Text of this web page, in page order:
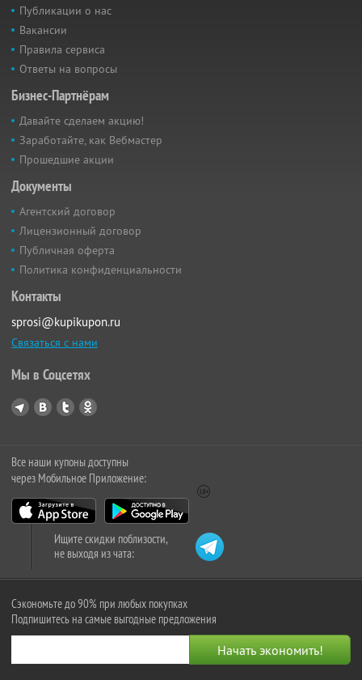
Публикации о нас
Вакансии
Правила сервиса
Ответы на вопросы
Бизнес-Партнёрам
Давайте сделаем акцию!
Заработайте, как Вебмастер
Прошедшие акции
Документы
Агентский договор
Лицензионный договор
Публичная оферта
Политика конфиденциальности
Контакты
sprosi@kupikupon.ru
Связаться с нами
Мы в Соцсетях
Все наши купоны доступны
через Мобильное Приложение:
Ищите скидки поблизости,
не выходя из чата:
Сэкономьте до 90% при любых покупках
Подпишитесь на самые выгодные предложения